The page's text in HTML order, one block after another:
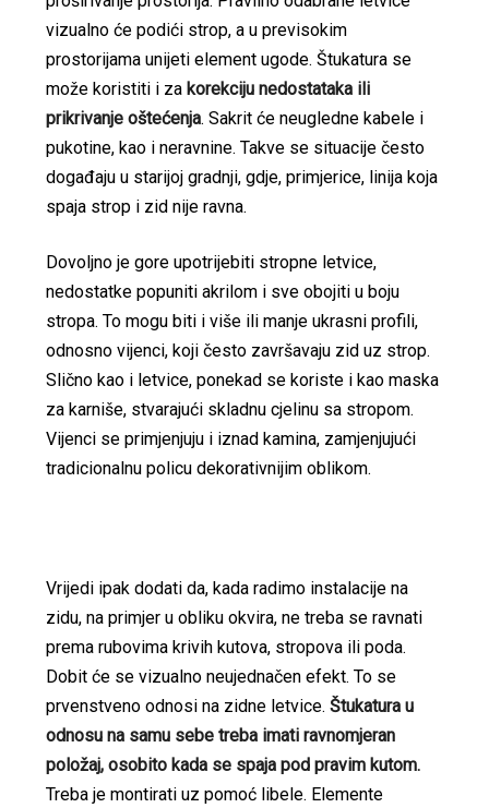
vizualno će podići strop, a u previsokim
prostorijama unijeti element ugode. Štukatura se
može koristiti i zakorekciju nedostataka ili
prikrivanje oštećenja. Sakrit će neugledne kabele i
pukotine, kao i neravnine. Takve se situacije često
događaju u starijoj gradnji, gdje, primjerice, linija koja
spaja strop i zid nije ravna.
Dovoljno je gore upotrijebiti stropne letvice,
nedostatke popuniti akrilom i sve obojiti u boju
stropa. To mogu biti i više ili manje ukrasni profili,
odnosno vijenci, koji često završavaju zid uz strop.
Slično kao i letvice, ponekad se koriste i kao maska
za karniše, stvarajući skladnu cjelinu sa stropom.
Vijenci se primjenjuju i iznad kamina, zamjenjujući
tradicionalnu policu dekorativnijim oblikom.
Vrijedi ipak dodati da, kada radimo instalacije na
zidu, na primjer u obliku okvira, ne treba se ravnati
prema rubovima krivih kutova, stropova ili poda.
Dobit će se vizualno neujednačen efekt. To se
prvenstveno odnosi na zidne letvice.Štukatura u
odnosu na samu sebe treba imati ravnomjeran
položaj, osobito kada se spaja pod pravim kutom.
Treba je montirati uz pomoć libele. Elemente